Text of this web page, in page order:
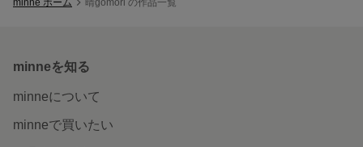
minneを知る
minneについて
minneで買いたい